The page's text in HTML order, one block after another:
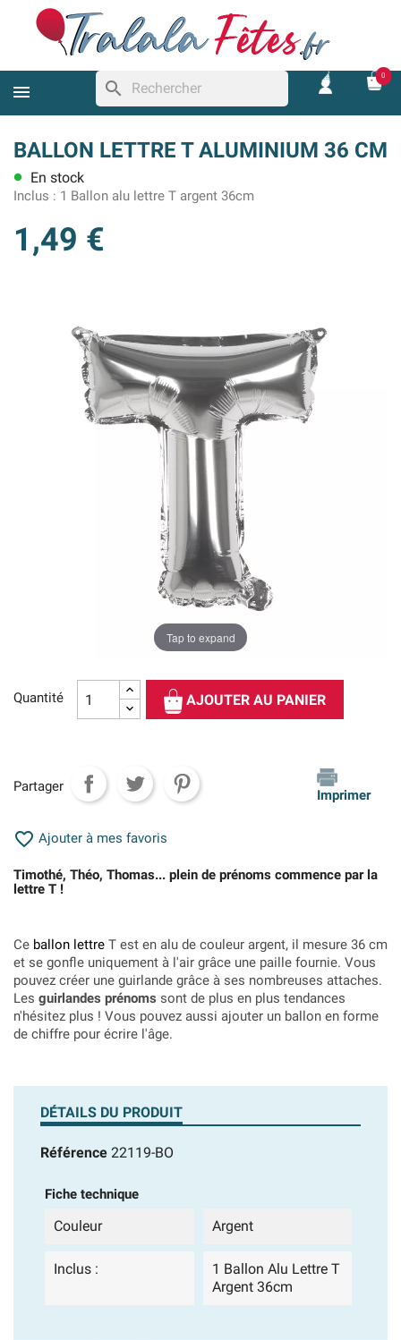
search
0
BALLON LETTRE T ALUMINIUM 36 CM
lens En stock
Inclus : 1 Ballon alu lettre T argent 36cm
1,49 €
Tap to expand
Quantité AJOUTER AU PANIER
Partager
Imprimer
 Ajouter à mes favoris
Timothé, Théo, Thomas... plein de prénoms commence par la
lettre T !
Ce ballon lettre T est en alu de couleur argent, il mesure 36 cm
et se gonfle uniquement à l'air grâce une paille fournie. Vous
pouvez créer une guirlande grâce à ses nombreuses attaches.
Les guirlandes prénoms sont de plus en plus tendances
n'hésitez plus ! Vous pouvez aussi ajouter un ballon en forme
de chiffre pour écrire l'âge.
DÉTAILS DU PRODUIT
Référence 22119-BO
Fiche technique
Couleur Argent
Inclus :
1 Ballon Alu Lettre T
Argent 36cm